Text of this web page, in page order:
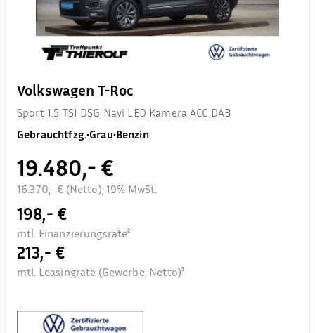
Volkswagen T-Roc
Sport 1.5 TSI DSG Navi LED Kamera ACC DAB
Gebrauchtfzg.•Grau•Benzin
19.480,- €
16.370,- € (Netto), 19% MwSt.
198,- €
mtl. Finanzierungsrate²
213,- €
mtl. Leasingrate (Gewerbe, Netto)³